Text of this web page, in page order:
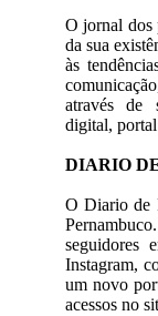
O jornal dos
da sua
às
através de
digital, portal
DIARIO
O Diario de
seguidores
Instagram,
um novo
acessos no